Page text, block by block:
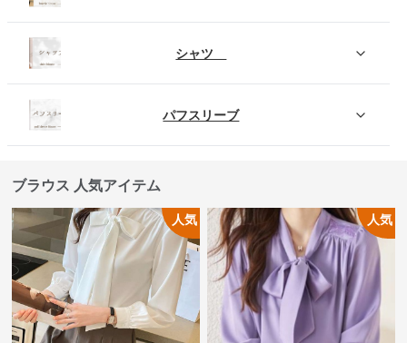
シャツ
パフスリーブ
ブラウス 人気アイテム
人気 人気